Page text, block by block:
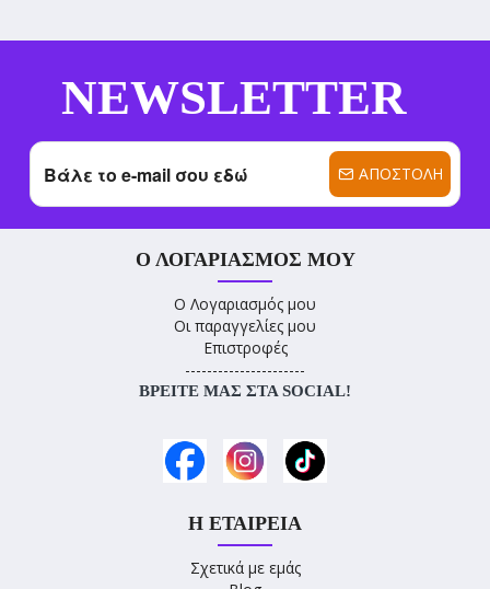
NEWSLETTER
ΑΠΟΣΤΟΛΉ
Ο ΛΟΓΑΡΙΑΣΜΌΣ ΜΟΥ
Ο Λογαριασμός μου
Οι παραγγελίες μου
Επιστροφές
----------------------
ΒΡΕΊΤΕ ΜΑΣ ΣΤΑ SOCIAL!
Η ΕΤΑΙΡΕΊΑ
Σχετικά με εμάς